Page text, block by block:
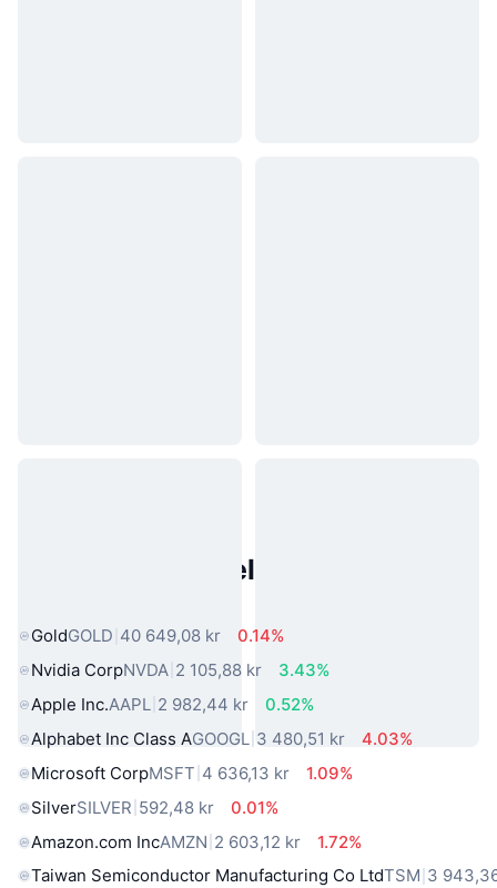
Populære eiendeler fra den
GoldGOLD 40 649,08 kr
0.14%
Nvidia CorpNVDA 2 105,88 kr
3.43%
Apple Inc.AAPL 2 982,44 kr
0.52%
Alphabet Inc Class AGOOGL 3 480,51 kr
4.03%
Microsoft CorpMSFT 4 636,13 kr
1.09%
SilverSILVER 592,48 kr
0.01%
Amazon.com IncAMZN 2 603,12 kr
1.72%
Taiwan Semiconductor Manufacturing Co LtdTSM 3